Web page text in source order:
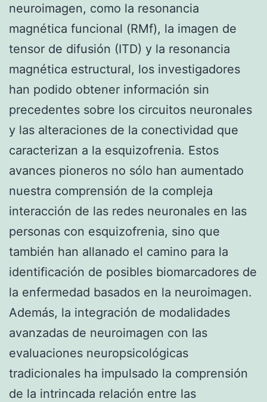
neuroimagen, como la resonancia
magnética funcional (RMf), la imagen de
tensor de difusión (ITD) y la resonancia
magnética estructural, los investigadores
han podido obtener información sin
precedentes sobre los circuitos neuronales
y las alteraciones de la conectividad que
caracterizan a la esquizofrenia. Estos
avances pioneros no sólo han aumentado
nuestra comprensión de la compleja
interacción de las redes neuronales en las
personas con esquizofrenia, sino que
también han allanado el camino para la
identificación de posibles biomarcadores de
la enfermedad basados en la neuroimagen.
Además, la integración de modalidades
avanzadas de neuroimagen con las
evaluaciones neuropsicológicas
tradicionales ha impulsado la comprensión
de la intrincada relación entre las